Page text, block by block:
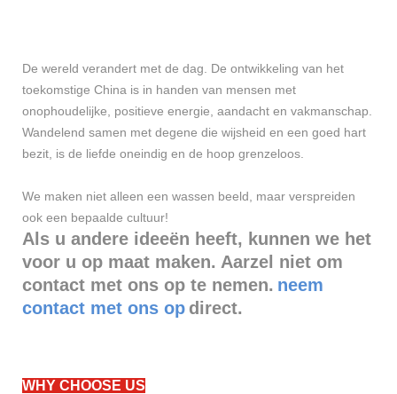
De wereld verandert met de dag. De ontwikkeling van het
toekomstige China is in handen van mensen met
onophoudelijke, positieve energie, aandacht en vakmanschap.
Wandelend samen met degene die wijsheid en een goed hart
bezit, is de liefde oneindig en de hoop grenzeloos.
We maken niet alleen een wassen beeld, maar verspreiden
ook een bepaalde cultuur!
Als u andere ideeën heeft, kunnen we het
voor u op maat maken. Aarzel niet om
contact met ons op te nemen. neem
contact met ons op direct.
WHY CHOOSE US